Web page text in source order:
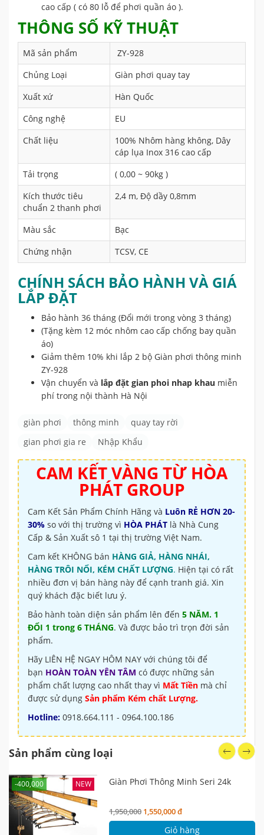
cao cấp ( có 80 lỗ để phơi quần áo ).
THÔNG SỐ KỸ THUẬT
Mã sản phẩm
ZY-928
Chủng Loại
Giàn phơi quay tay
Xuất xứ
Hàn Quốc
Công nghệ
EU
Chất liệu
100% Nhôm hàng không, Dây
cáp lụa Inox 316 cao cấp
Tải trọng
( 0,00 ~ 90kg )
Kích thước tiêu
chuẩn 2 thanh phơi
2,4 m, Độ dầy 0,8mm
Màu sắc
Bạc
Chứng nhận
TCSV, CE
CHÍNH SÁCH BẢO HÀNH VÀ GIÁ
LẮP ĐẶT
Bảo hành 36 tháng (Đổi mới trong vòng 3 tháng)
(Tặng kèm 12 móc nhôm cao cấp chống bay quần
áo)
Giảm thêm 10% khi lắp 2 bộ Giàn phơi thông minh
ZY-928
Vận chuyển và lắp đặt gian phoi nhap khau miễn
phí trong nội thành Hà Nội
giàn phơi thông minh
quay tay rời
gian phơi gia re
Nhập Khẩu
CAM KẾT VÀNG TỪ HÒA
PHÁT GROUP
Cam Kết Sản Phẩm Chính Hãng và Luôn RẺ HƠN 20-
30% so với thị trường vì HÒA PHÁT là Nhà Cung
Cấp & Sản Xuất sô 1 tại thị trường Việt Nam.
Cam kết KHÔNG bán HÀNG GIẢ, HÀNG NHÁI,
HÀNG TRÔI NỔI, KÉM CHẤT LƯỢNG. Hiện tại có rất
nhiều đơn vị bán hàng này để cạnh tranh giá. Xin
quý khách đặc biết lưu ý.
Bảo hành toàn diện sản phẩm lên đến 5 NĂM. 1
ĐỔI 1 trong 6 THÁNG. Và được bảo trì trọn đời sản
phẩm.
Hãy LIÊN HỆ NGAY HÔM NAY với chúng tôi để
bạn HOÀN TOÀN YÊN TÂM có được những sản
phẩm chất lượng cao nhất thay vì Mất Tiền mà chỉ
được sử dụng Sản phẩm Kém chất Lượng.
Hotline: 0918.664.111 - 0964.100.186
Sản phẩm cùng loại
NEW
-400,000 Giàn Phơi Thông Minh Seri 24k
1,950,000 1,550,000 đ
Giỏ hàng